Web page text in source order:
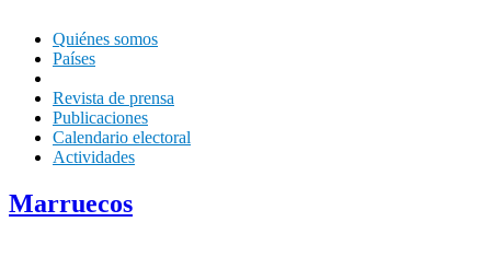
Quiénes somos
Países
Revista de prensa
Publicaciones
Calendario electoral
Actividades
Marruecos